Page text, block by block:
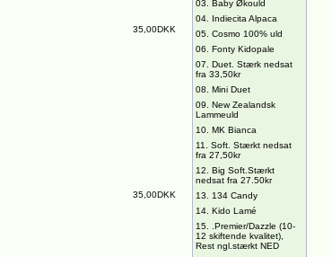
35,00DKK
35,00DKK
03. Baby Økould
04. Indiecita Alpaca
05. Cosmo 100% uld
06. Fonty Kidopale
07. Duet. Stærk nedsat
fra 33,50kr
08. Mini Duet
09. New Zealandsk
Lammeuld
10. MK Bianca
11. Soft. Stærkt nedsat
fra 27,50kr
12. Big Soft.Stærkt
nedsat fra 27.50kr
13. 134 Candy
14. Kido Lamé
15.
.Premier/Dazzle (10-
12 skiftende kvalitet),
Rest ngl.stærkt NED